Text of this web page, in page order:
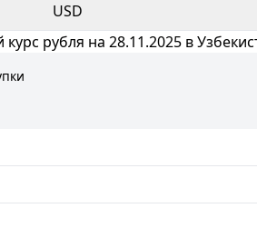
USD
рубля на 28.11.2025 в